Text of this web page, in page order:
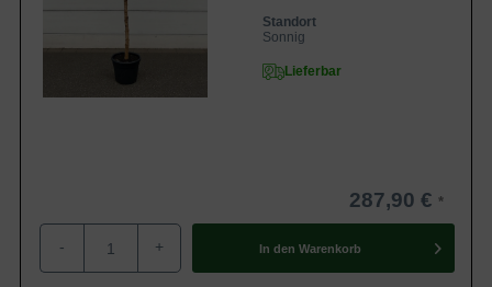
Standort
Sonnig
Lieferbar
287,90 €
- + In den Warenkorb